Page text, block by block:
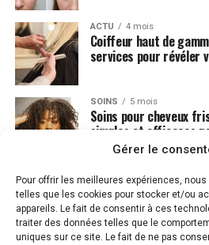
Gérer le
Pour offrir les meilleures expériences,
telles que les cookies pour stocker et/ou
appareils. Le fait de consentir à ces
traiter des données telles que le
uniques sur ce site. Le fait de ne pas
ACTU 4 mois
Coiffeur haut de
services pour révéler
SOINS 5 mois
Soins pour cheveux
simples et efficaces
santé